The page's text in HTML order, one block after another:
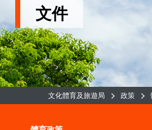
文件
文化體育及旅遊局 政策